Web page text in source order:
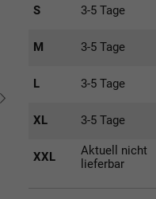
S 3-5 Tage
M 3-5 Tage
L 3-5 Tage
XL 3-5 Tage
XXL
Aktuell nicht
lieferbar